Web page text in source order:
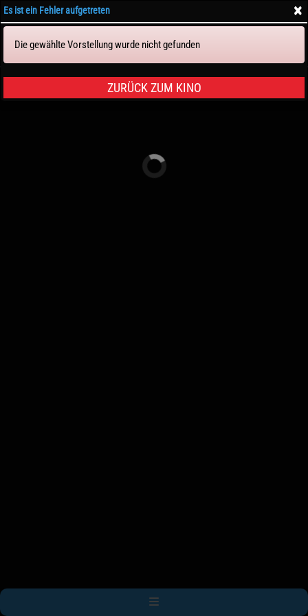
Tickets & Sitze
×
Es ist ein Fehler aufgetreten
Die gewählte Vorstellung wurde nicht gefunden
ZURÜCK ZUM KINO